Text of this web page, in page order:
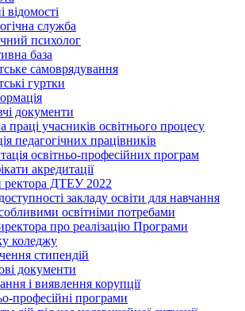
відомості
служба
психолог
база
самоврядування
гуртки
документи
праці учасників освітнього процесу
педагогічних працівників
освітньо-професійних програм
акредитації
ректора ДТЕУ 2022
закладу освіти для навчання
освітніми потребами
про реалізацію Програми
коледжу
стипендій
документи
і виявлення корупції
професійні програми